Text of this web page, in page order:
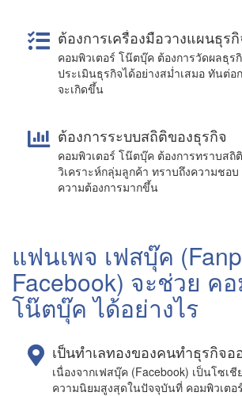
ต้องการเครื่องมือวางแผนธุร
คอมพิวเตอร์ โน๊ตบุ๊ค ต้องการวัดผลธุร
ประเมินธุรกิจได้อย่างสม่ำเสมอ ทันต่อ
จะเกิดขึ้น
ต้องการระบบสถิติของธุรกิจ
คอมพิวเตอร์ โน๊ตบุ๊ค ต้องการทราบสถิ
วิเคราะห์กลุ่มลูกค้า ทราบถึงความชอ
ความต้องการมากขึ้น
แฟนเพจ เฟสบุ๊ค
Facebook) จะช่วย ค
โน๊ตบุ๊ค ได้อย่างไร
เป็นทำเลทองของคนทำธุรกิจอ
เนื่องจากเฟสบุ๊ค (Facebook) เป็นโซเชี
ความนิยมสูงสุดในปัจจุบันที่ คอมพิวเตอ